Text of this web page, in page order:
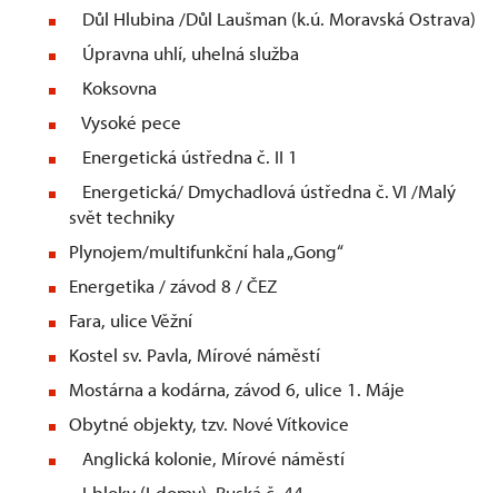
Důl Hlubina /Důl Laušman (k.ú. Moravská Ostrava)
Úpravna uhlí, uhelná služba
Koksovna
Vysoké pece
Energetická ústředna č. II 1
Energetická/ Dmychadlová ústředna č. VI /Malý
svět techniky
Plynojem/multifunkční hala „Gong“
Energetika / závod 8 / ČEZ
Fara, ulice Věžní
Kostel sv. Pavla, Mírové náměstí
Mostárna a kodárna, závod 6, ulice 1. Máje
Obytné objekty, tzv. Nové Vítkovice
Anglická kolonie, Mírové náměstí